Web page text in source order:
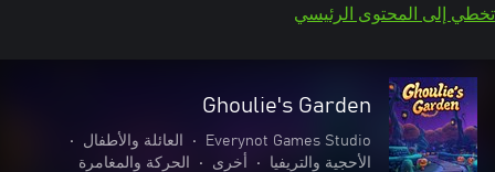
تخطي إلى المحتوى الرئيسي
Ghoulie's Garden
Everynot Games Studio
• العائلة والأطفال
•
الأحجية والتريفيا
• أخرى • الحركة والمغامرة